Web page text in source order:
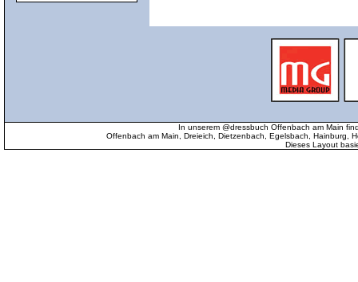
In unserem @dressbuch Offenbach am Main
Offenbach am Main, Dreieich, Dietzenbach, Egelsbach, Hainburg,
Dieses Layout